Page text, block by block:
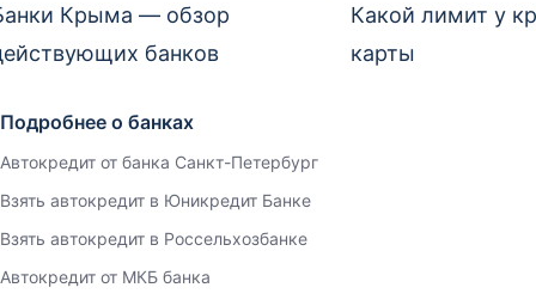
Крыма — обзор
банков
Какой лимит у
карты
Подробнее о банках
Автокредит от банка Санкт-Петербург
Взять автокредит в Юникредит Банке
Взять автокредит в Россельхозбанке
Автокредит от МКБ банка